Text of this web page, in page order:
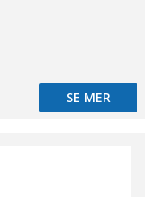
SE MER
SE MER